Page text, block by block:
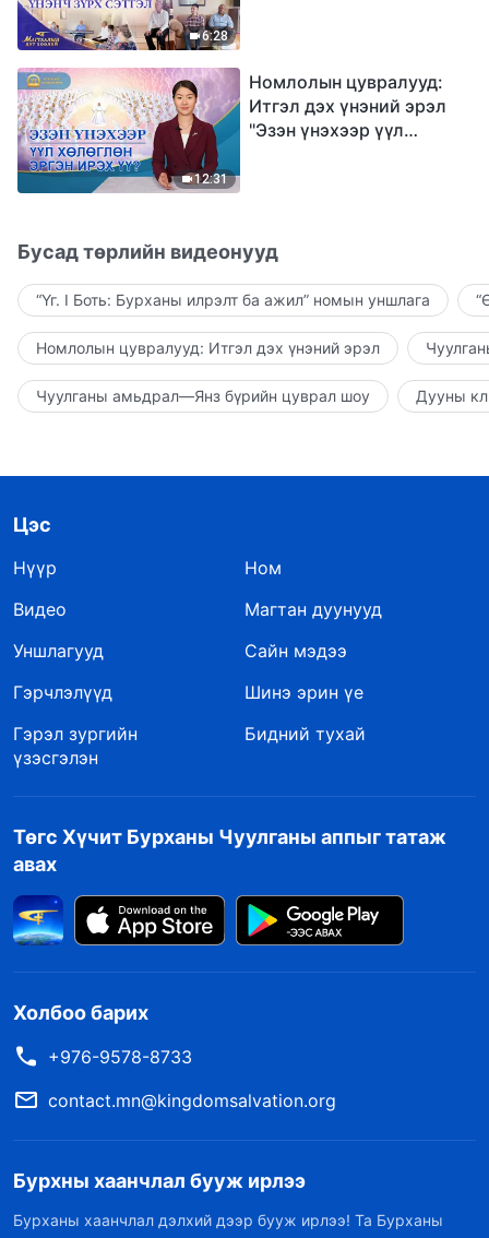
6:28
12:31
Номлолын цувралууд:
Итгэл дэх үнэний эрэл
"Эзэн үнэхээр үүл
Бусад төрлийн видеонууд
“Үг. I Боть: Бурханы илрэлт ба ажил” номын уншлага
Номлолын цувралууд: Итгэл дэх үнэний эрэл
Чуулганы амьдрал—Янз бүрийн цуврал шоу Дууны
Цэс
Нүүр
Ном
Видео
Магтан дуунууд
Уншлагууд
Сайн мэдээ
Гэрчлэлүүд
Шинэ эрин үе
Гэрэл зургийн
үзэсгэлэн
Бидний тухай
Төгс Хүчит Бурханы Чуулганы аппыг татаж
авах
Холбоо барих
+976-9578-8733
contact.mn@kingdomsalvation.org
Бурхны хаанчлал бууж ирлээ
Бурханы хаанчлал дэлхий дээр бууж ирлээ! Та Бурханы